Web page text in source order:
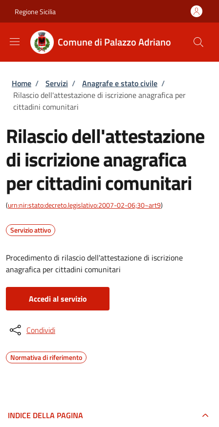
Regione Sicilia
Comune di Palazzo Adriano
Briciole di pane
Home / Servizi / Anagrafe e stato civile /
Rilascio dell'attestazione di iscrizione anagrafica per
cittadini comunitari
Rilascio dell'attestazione
di iscrizione anagrafica
per cittadini comunitari
(urn:nir:stato:decreto.legislativo:2007-02-06;30~art9)
Servizio attivo
Procedimento di rilascio dell'attestazione di iscrizione
anagrafica per cittadini comunitari
Accedi al servizio
Condividi
Normativa di riferimento
INDICE DELLA PAGINA